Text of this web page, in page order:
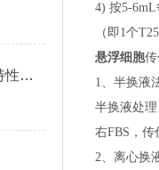
HOS 细胞（人骨肉瘤细胞）特性与功能
4) 按5-
（即1个
悬浮细胞
1、半换液
半换液处
右FBS，
2、离心换